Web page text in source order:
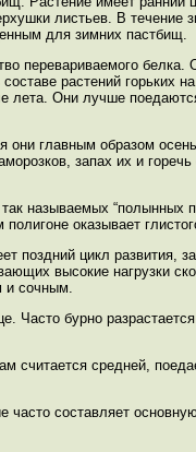
листьев. В течение
для зимних пастбищ.
перевариваемого
растений горьких
Они лучше
они главным образом
запах их и
называемых “полынных
оказывает
поздний цикл развития,
высокие нагрузки
и сочным.
Часто бурно
считается средней,
часто составляет